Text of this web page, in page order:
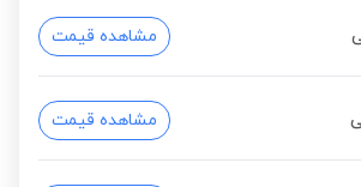
مشاهده قیمت
مشاهده قیمت